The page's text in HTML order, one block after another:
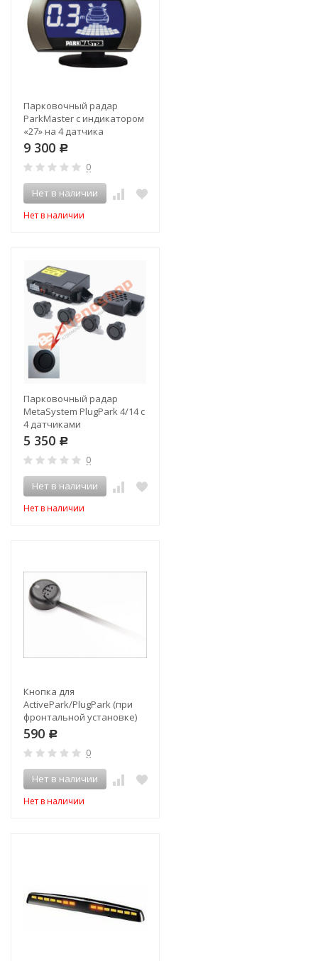
Парковочный радар
ParkMaster с индикатором
«27» на 4 датчика
9 300 Р
0
Нет в наличии
Нет в наличии
Парковочный радар
MetaSystem PlugPark 4/14 с
4 датчиками
5 350 Р
0
Нет в наличии
Нет в наличии
Кнопка для
ActivePark/PlugPark (при
фронтальной установке)
590 Р
0
Нет в наличии
Нет в наличии